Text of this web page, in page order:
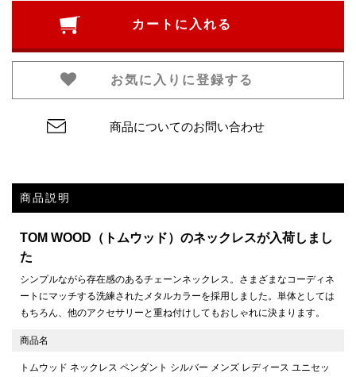
カートに入れる
お気に入りに登録する
商品についてのお問い合わせ
商品説明
TOM WOOD（トムウッド）のネックレスが入荷しまし
た
シンプルながら存在感のあるチェーンネックレス。さまざまなコーディネ
ートにマッチする洗練されたメタルカラーを採用しました。単体としては
もちろん、他のアクセサリーと重ね付けしてもおしゃれに決まります。
商品名
トムウッド ネックレス ペンダント シルバー メンズ レディース ユニセッ